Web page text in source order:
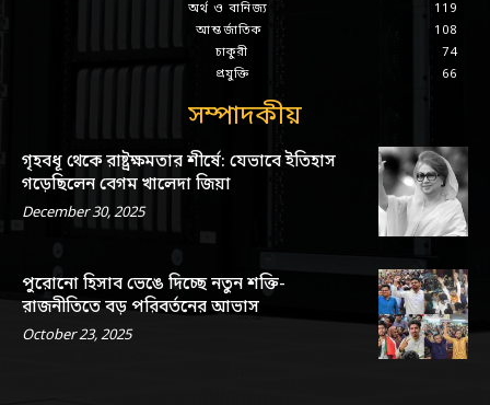
অর্থ ও বানিজ্য
119
আন্তর্জাতিক
108
চাকুরী
74
প্রযুক্তি
66
সম্পাদকীয়
গৃহবধূ থেকে রাষ্ট্রক্ষমতার শীর্ষে: যেভাবে ইতিহাস
গড়েছিলেন বেগম খালেদা জিয়া
December 30, 2025
পুরোনো হিসাব ভেঙে দিচ্ছে নতুন শক্তি-
রাজনীতিতে বড় পরিবর্তনের আভাস
October 23, 2025